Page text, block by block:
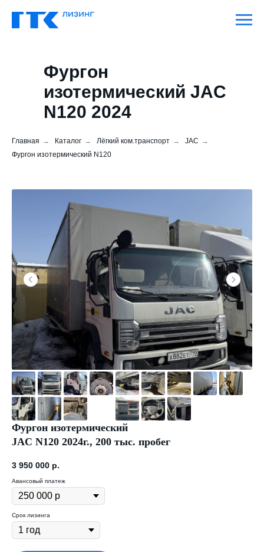
Фургон
изотермический JAC
N120 2024
Главная → Каталог → Лёгкий ком.транспорт → JAC →
Фургон изотермический N120
Фургон изотермический
JAC N120 2024г., 200 тыс. пробег
3 950 000 р.
Авансовый платеж
Срок лизинга